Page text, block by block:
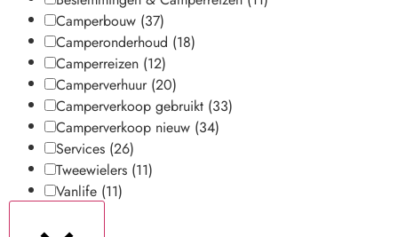
Camperbouw (37)
Camperonderhoud (18)
Camperreizen (12)
Camperverhuur (20)
Camperverkoop gebruikt (33)
Camperverkoop nieuw (34)
Services (26)
Tweewielers (11)
Vanlife (11)